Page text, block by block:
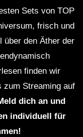
Sets von TOP
frisch und
über den Äther der
finden wir
zum Streaming auf
dich an und
individuell für